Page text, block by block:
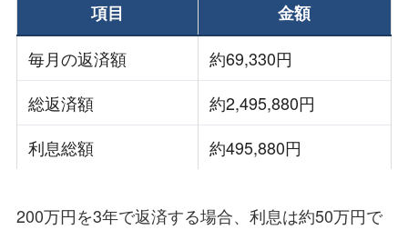
項目
金額
毎月の返済額
約69,330円
総返済額
約2,495,880円
利息総額
約495,880円
200万円を3年で返済する場合、利息は約50万円で